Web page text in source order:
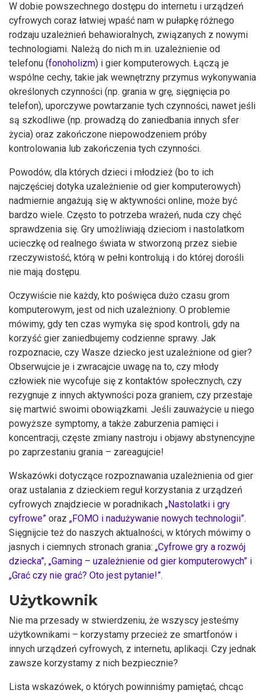
W dobie powszechnego dostępu do internetu i urządzeń
cyfrowych coraz łatwiej wpaść nam w pułapkę różnego
rodzaju uzależnień behawioralnych, związanych z nowymi
technologiami. Należą do nich m.in. uzależnienie od
telefonu (fonoholizm) i gier komputerowych. Łączą je
wspólne cechy, takie jak wewnętrzny przymus wykonywania
określonych czynności (np. grania w grę, sięgnięcia po
telefon), uporczywe powtarzanie tych czynności, nawet jeśli
są szkodliwe (np. prowadzą do zaniedbania innych sfer
życia) oraz zakończone niepowodzeniem próby
kontrolowania lub zakończenia tych czynności.
Powodów, dla których dzieci i młodzież (bo to ich
najczęściej dotyka uzależnienie od gier komputerowych)
nadmiernie angażują się w aktywności online, może być
bardzo wiele. Często to potrzeba wrażeń, nuda czy chęć
sprawdzenia się. Gry umożliwiają dzieciom i nastolatkom
ucieczkę od realnego świata w stworzoną przez siebie
rzeczywistość, którą w pełni kontrolują i do której dorośli
nie mają dostępu.
Oczywiście nie każdy, kto poświęca dużo czasu grom
komputerowym, jest od nich uzależniony. O problemie
mówimy, gdy ten czas wymyka się spod kontroli, gdy na
korzyść gier zaniedbujemy codzienne sprawy. Jak
rozpoznacie, czy Wasze dziecko jest uzależnione od gier?
Obserwujcie je i zwracajcie uwagę na to, czy młody
człowiek nie wycofuje się z kontaktów społecznych, czy
rezygnuje z innych aktywności poza graniem, czy przestaje
się martwić swoimi obowiązkami. Jeśli zauważycie u niego
powyższe symptomy, a także zaburzenia pamięci i
koncentracji, częste zmiany nastroju i objawy abstynencyjne
po zaprzestaniu grania – zareagujcie!
Wskazówki dotyczące rozpoznawania uzależnienia od gier
oraz ustalania z dzieckiem reguł korzystania z urządzeń
cyfrowych znajdziecie w poradnikach „Nastolatki i gry
cyfrowe” oraz „FOMO i nadużywanie nowych technologii”.
Sięgnijcie też do naszych aktualności, w których mówimy o
jasnych i ciemnych stronach grania: „Cyfrowe gry a rozwój
dziecka”, „Gaming – uzależnienie od gier komputerowych” i
„Grać czy nie grać? Oto jest pytanie!”.
Użytkownik
Nie ma przesady w stwierdzeniu, że wszyscy jesteśmy
użytkownikami – korzystamy przecież ze smartfonów i
innych urządzeń cyfrowych, z internetu, aplikacji. Czy jednak
zawsze korzystamy z nich bezpiecznie?
Lista wskazówek, o których powinniśmy pamiętać, chcąc